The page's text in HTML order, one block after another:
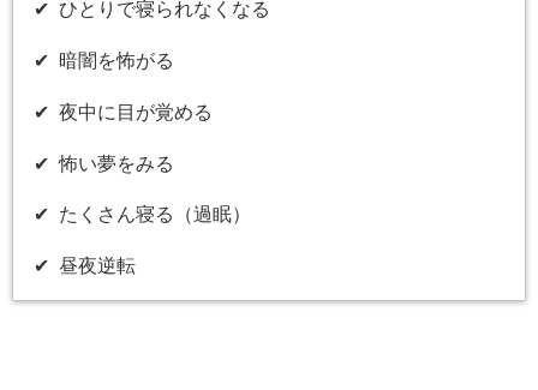
✔︎ ひとりで寝られなくなる
✔︎ 暗闇を怖がる
✔︎ 夜中に目が覚める
✔︎ 怖い夢をみる
✔︎ たくさん寝る（過眠）
✔︎ 昼夜逆転